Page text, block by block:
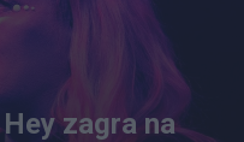
zagra na